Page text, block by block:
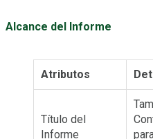
Alcance del Informe
Atributos
Título del
Informe